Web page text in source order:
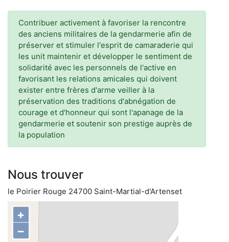
Contribuer activement à favoriser la rencontre
des anciens militaires de la gendarmerie afin de
préserver et stimuler l'esprit de camaraderie qui
les unit maintenir et développer le sentiment de
solidarité avec les personnels de l'active en
favorisant les relations amicales qui doivent
exister entre frères d'arme veiller à la
préservation des traditions d'abnégation de
courage et d'honneur qui sont l'apanage de la
gendarmerie et soutenir son prestige auprès de
la population
Nous trouver
le Poirier Rouge 24700 Saint-Martial-d'Artenset
+
−